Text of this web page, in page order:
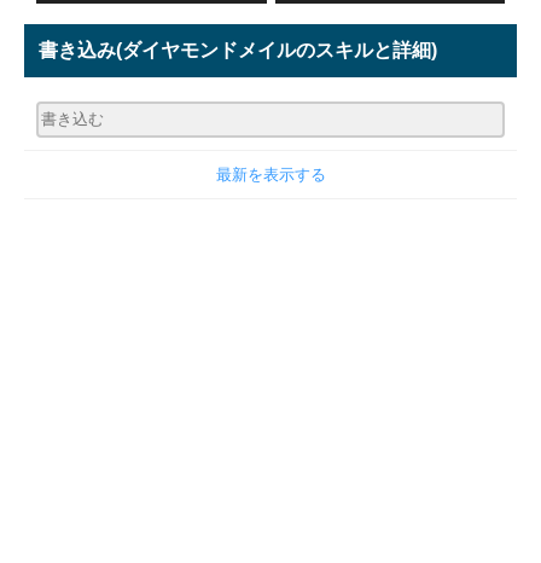
書き込み(ダイヤモンドメイルのスキルと詳細)
最新を表示する